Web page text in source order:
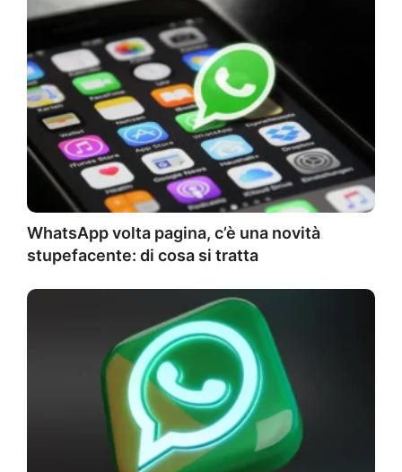
WhatsApp volta pagina, c’è una novità
stupefacente: di cosa si tratta